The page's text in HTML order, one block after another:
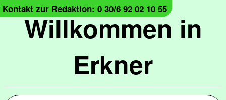
Willkommen in
Erkner
Kontakt zur Redaktion: 0 30/6 92 02 10 55